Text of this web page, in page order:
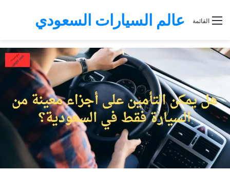
عالم السيارات السعودي القائمة